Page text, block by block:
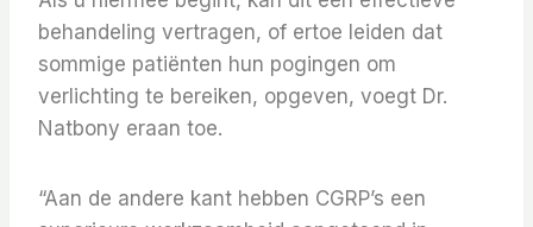
behandeling vertragen, of ertoe leiden dat
sommige patiënten hun pogingen om
verlichting te bereiken, opgeven, voegt Dr.
Natbony eraan toe.
“Aan de andere kant hebben CGRP’s een